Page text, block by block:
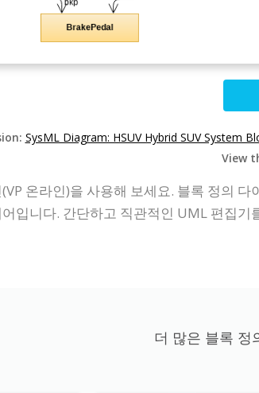
SysML Diagram: HSUV Hybrid SUV System
View
온라인)을 사용해 보세요. 블록 정의
입니다. 간단하고 직관적인 UML 편집
더 많은 블록 정